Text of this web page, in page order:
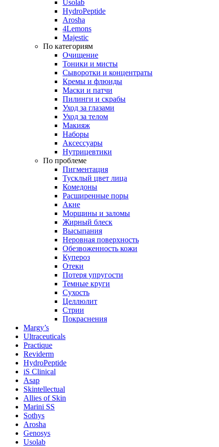
Usolab
HydroPeptide
Arosha
4Lemons
Majestic
По категориям
Очищение
Тоники и мисты
Сыворотки и концентраты
Кремы и флюиды
Маски и патчи
Пилинги и скрабы
Уход за глазами
Уход за телом
Макияж
Наборы
Аксессуары
Нутрицевтики
По проблеме
Пигментация
Тусклый цвет лица
Комедоны
Расширенные поры
Акне
Морщины и заломы
Жирный блеск
Высыпания
Неровная поверхность
Обезвоженность кожи
Купероз
Отеки
Потеря упругости
Темные круги
Сухость
Целлюлит
Стрии
Покраснения
Margy’s
Ultraceuticals
Practique
Reviderm
HydroPeptide
iS Clinical
Asap
Skintellectual
Allies of Skin
Marini SS
Sothys
Arosha
Genosys
Usolab